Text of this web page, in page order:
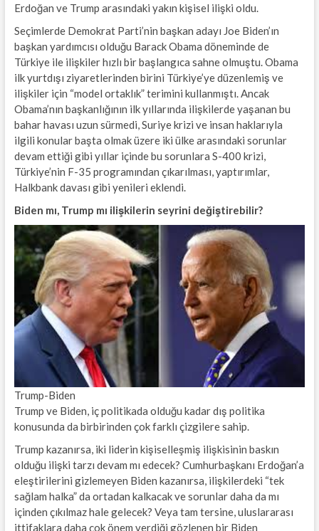
Erdoğan ve Trump arasındaki yakın kişisel ilişki oldu.
Seçimlerde Demokrat Parti’nin başkan adayı Joe Biden’ın
başkan yardımcısı olduğu Barack Obama döneminde de
Türkiye ile ilişkiler hızlı bir başlangıca sahne olmuştu. Obama
ilk yurtdışı ziyaretlerinden birini Türkiye’ye düzenlemiş ve
ilişkiler için “model ortaklık” terimini kullanmıştı. Ancak
Obama’nın başkanlığının ilk yıllarında ilişkilerde yaşanan bu
bahar havası uzun sürmedi, Suriye krizi ve insan haklarıyla
ilgili konular başta olmak üzere iki ülke arasındaki sorunlar
devam ettiği gibi yıllar içinde bu sorunlara S-400 krizi,
Türkiye’nin F-35 programından çıkarılması, yaptırımlar,
Halkbank davası gibi yenileri eklendi.
Biden mı, Trump mı ilişkilerin seyrini değiştirebilir?
Trump-Biden
Trump ve Biden, iç politikada olduğu kadar dış politika
konusunda da birbirinden çok farklı çizgilere sahip.
Trump kazanırsa, iki liderin kişiselleşmiş ilişkisinin baskın
olduğu ilişki tarzı devam mı edecek? Cumhurbaşkanı Erdoğan’a
eleştirilerini gizlemeyen Biden kazanırsa, ilişkilerdeki “tek
sağlam halka” da ortadan kalkacak ve sorunlar daha da mı
içinden çıkılmaz hale gelecek? Veya tam tersine, uluslararası
ittifaklara daha çok önem verdiği gözlenen bir Biden